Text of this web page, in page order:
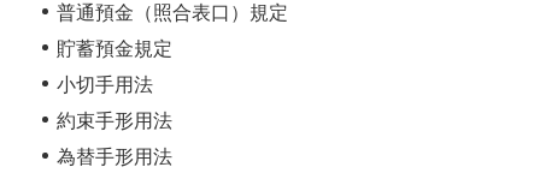
普通預金（照合表口）規定
貯蓄預金規定
小切手用法
約束手形用法
為替手形用法